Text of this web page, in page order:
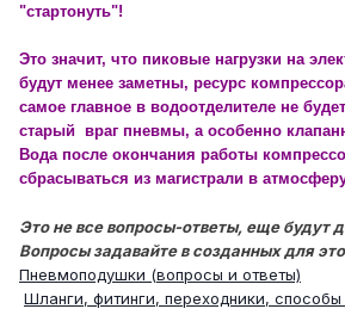
"стартонуть"!
Это значит, что пиковые нагрузки на
будут менее заметны, ресурс
самое главное в водоотделителе не
старый враг пневмы, а особенно
Вода после окончания работы
сбрасываться из магистрали в
Это не все вопросы-ответы, еще будут
Вопросы задавайте в созданных для
Пневмоподушки (вопросы и ответы)
Шланги, фитинги, переходники, способы